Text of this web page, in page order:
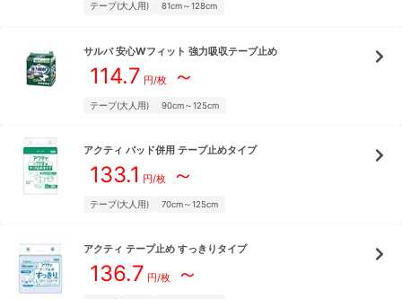
テープ(大人用) 81cm～128cm
サルバ 安心Wフィット 強力吸収テープ止め
114.7 円/枚～
テープ(大人用) 90cm～125cm
アクティ パッド併用 テープ止めタイプ
133.1 円/枚～
テープ(大人用) 70cm～125cm
アクティ テープ止め すっきりタイプ
136.7 円/枚～